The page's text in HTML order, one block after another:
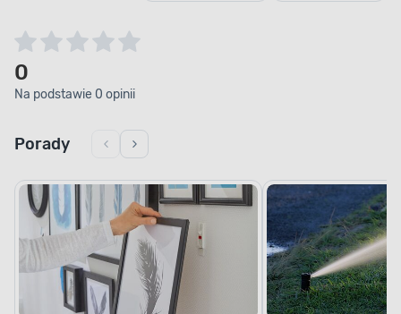
0
Na podstawie 0 opinii
Porady